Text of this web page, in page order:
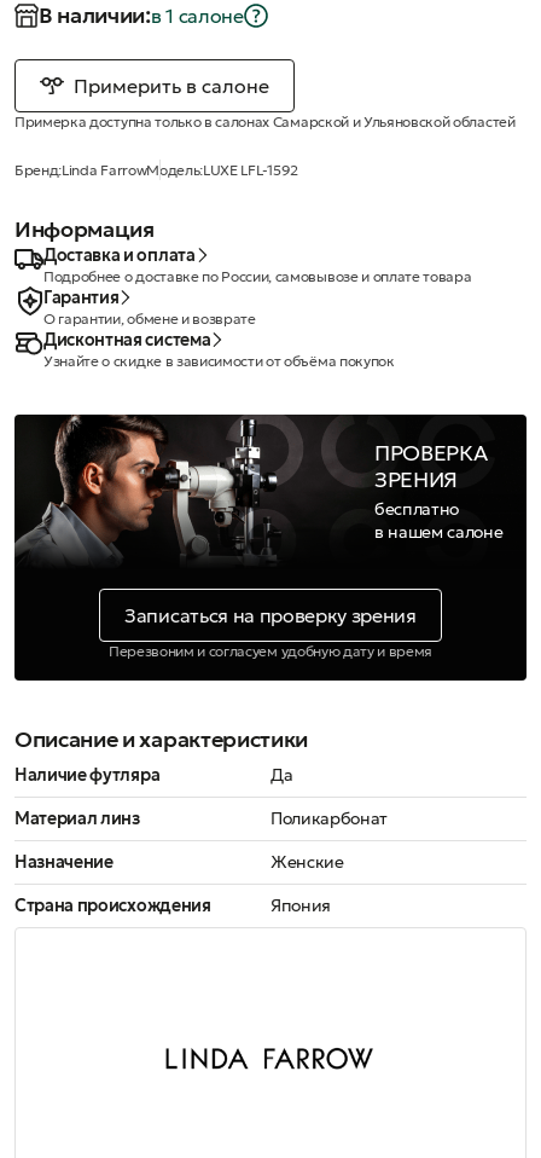
В наличии:в 1 салонe
Примерить в салоне
Примерка доступна только в салонах Самарской и Ульяновской областей
Бренд:Linda FarrowМодель:LUXE LFL-1592
Информация
Доставка и оплата
Подробнее о доставке по России, самовывозе и оплате товара
Гарантия
О гарантии, обмене и возврате
Дисконтная система
Узнайте о скидке в зависимости от объёма покупок
ПРОВЕРКА
ЗРЕНИЯ
бесплатно
в нашем салоне
Записаться на проверку зрения
Перезвоним и согласуем удобную дату и время
Описание и характеристики
Наличие футляра
Да
Материал линз
Поликарбонат
Назначение
Женские
Страна происхождения
Япония